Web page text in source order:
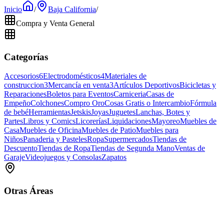
Inicio
/ Baja California/
Compra y Venta General
Categorías
Accesorios6Electrodomésticos4Materiales de
construccion3Mercancía en venta3Artículos DeportivosBicicletas y
ReparacionesBoletos para EventosCarniceriaCasas de
EmpeñoColchonesCompro OroCosas Gratis o IntercambioFórmula
de bebéHerramientasJetskisJoyasJuguetesLanchas, Botes y
PartesLibros y ComicsLicoreríasLiquidacionesMayoreoMuebles de
CasaMuebles de OficinaMuebles de PatioMuebles para
NiñosPanaderia y PastelesRopaSupermercadosTiendas de
DescuentoTiendas de RopaTiendas de Segunda ManoVentas de
GarajeVideojuegos y ConsolasZapatos
Otras Áreas